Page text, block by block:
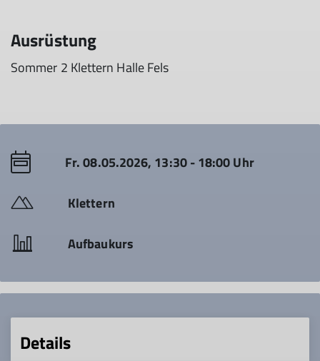
Ausrüstung
Sommer 2 Klettern Halle Fels
Fr. 08.05.2026, 13:30 - 18:00 Uhr
Klettern
Aufbaukurs
Details